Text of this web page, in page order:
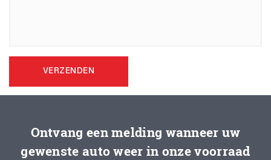
VERZENDEN
Ontvang een melding wanneer uw
gewenste auto weer in onze voorraad